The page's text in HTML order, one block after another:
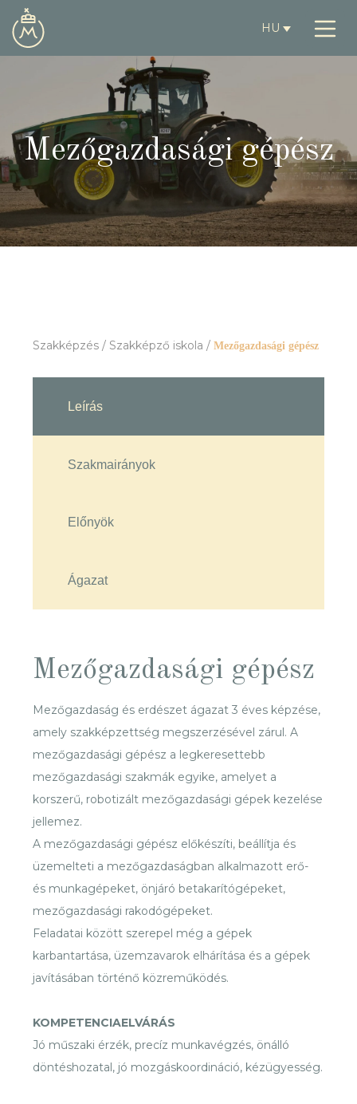
HU
Mezőgazdasági gépész
Szakképzés/ Szakképző iskola/ Mezőgazdasági gépész
Leírás
Szakmairányok
Előnyök
Ágazat
Mezőgazdasági gépész
Mezőgazdaság és erdészet ágazat 3 éves képzése,
amely szakképzettség megszerzésével zárul. A
mezőgazdasági gépész a legkeresettebb
mezőgazdasági szakmák egyike, amelyet a
korszerű, robotizált mezőgazdasági gépek kezelése
jellemez.
A mezőgazdasági gépész előkészíti, beállítja és
üzemelteti a mezőgazdaságban alkalmazott erő-
és munkagépeket, önjáró betakarítógépeket,
mezőgazdasági rakodógépeket.
Feladatai között szerepel még a gépek
karbantartása, üzemzavarok elhárítása és a gépek
javításában történő közreműködés.
KOMPETENCIAELVÁRÁS
Jó műszaki érzék, precíz munkavégzés, önálló
döntéshozatal, jó mozgáskoordináció, kézügyesség.